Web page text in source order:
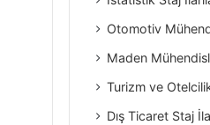
Otomotiv
Maden
Turizm ve
Dış Ticaret Staj